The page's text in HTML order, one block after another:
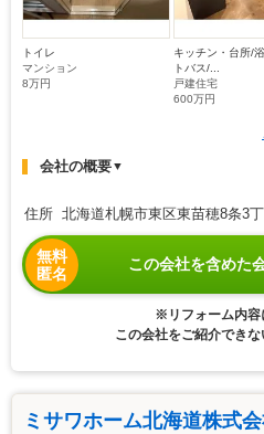
トイレ
マンション
8万円
キッチン・台所/
トバス/...
戸建住宅
600万円
会社の概要▼
住所 北海道札幌市東区東苗穂8条3
無料
匿名
この会社を含めた
※リフォーム内容
この会社をご紹介できな
ミサワホーム北海道株式